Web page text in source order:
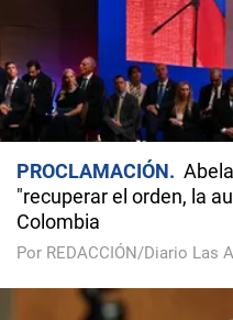
PROCLAMACIÓN
"recuperar el orden, la
Colombia
Por REDACCIÓN/Diario Las